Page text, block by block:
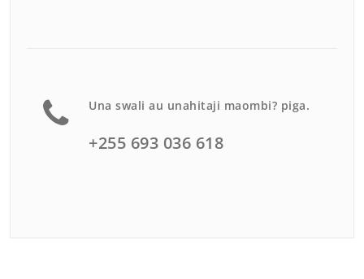
Una swali au unahitaji maombi? piga.
+255 693 036 618